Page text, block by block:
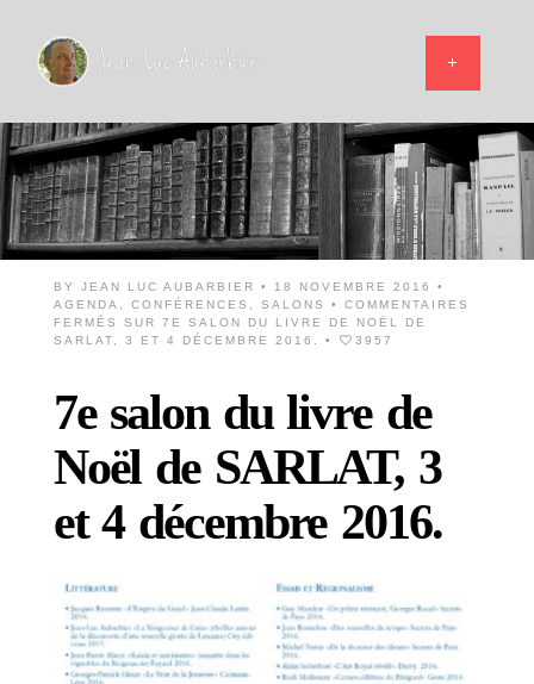
BY JEAN LUC AUBARBIER
• 18 NOVEMBRE 2016 •
AGENDA
CONFÉRENCES SALONS • COMMENTAIRES
FERMÉS
SUR 7E SALON DU LIVRE DE NOËL DE
SARLAT, 3 ET 4 DÉCEMBRE 2016.
• 3957
7e salon du livre de
Noël de SARLAT, 3
et 4 décembre 2016.